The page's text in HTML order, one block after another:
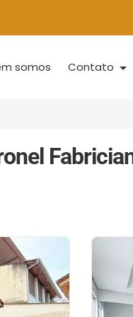
somos Contato